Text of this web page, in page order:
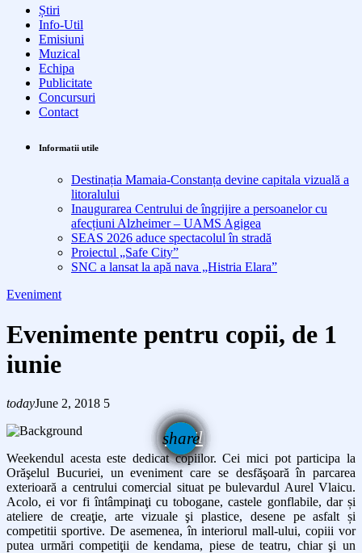
Știri
Info-Util
Emisiuni
Muzical
Echipa
Publicitate
Concursuri
Contact
Informatii utile
Destinația Mamaia-Constanța devine capitala vizuală a
litoralului
Inaugurarea Centrului de îngrijire a persoanelor cu
afecțiuni Alzheimer – UAMS Agigea
SEAS 2026 aduce spectacolul în stradă
Proiectul „Safe City”
SNC a lansat la apă nava „Histria Elara”
Eveniment
Evenimente pentru copii, de 1
iunie
todayJune 2, 2018 5
share
email
Weekendul acesta este dedicat copiilor. Cei mici pot participa la
Orăşelul Bucuriei, un eveniment care se desfăşoară în parcarea
exterioară a centrului comercial situat pe bulevardul Aurel Vlaicu.
Acolo, ei vor fi întâmpinaţi cu tobogane, castele gonflabile, dar și
ateliere de creaţie, arte vizuale şi plastice, desene pe asfalt și
competitii sportive. De asemenea, în interiorul mall-ului, copiii vor
putea urmări competiţii de kendama, piese de teatru, chiar şi un